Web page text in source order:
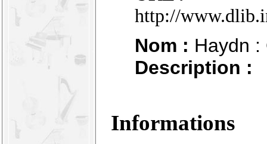
http://
Nom : Haydn :
Description :
Informations